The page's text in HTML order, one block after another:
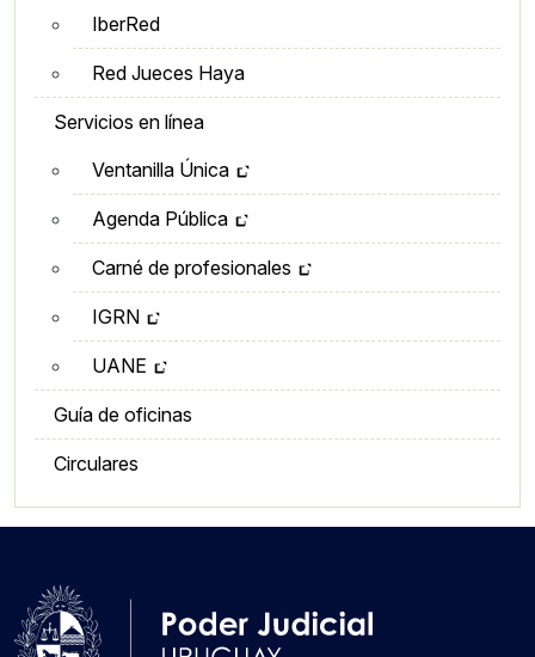
IberRed
Red Jueces Haya
Servicios en línea
Ventanilla Única
Agenda Pública
Carné de profesionales
IGRN
UANE
Guía de oficinas
Circulares